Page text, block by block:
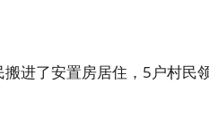
了安置房居住，5户村民